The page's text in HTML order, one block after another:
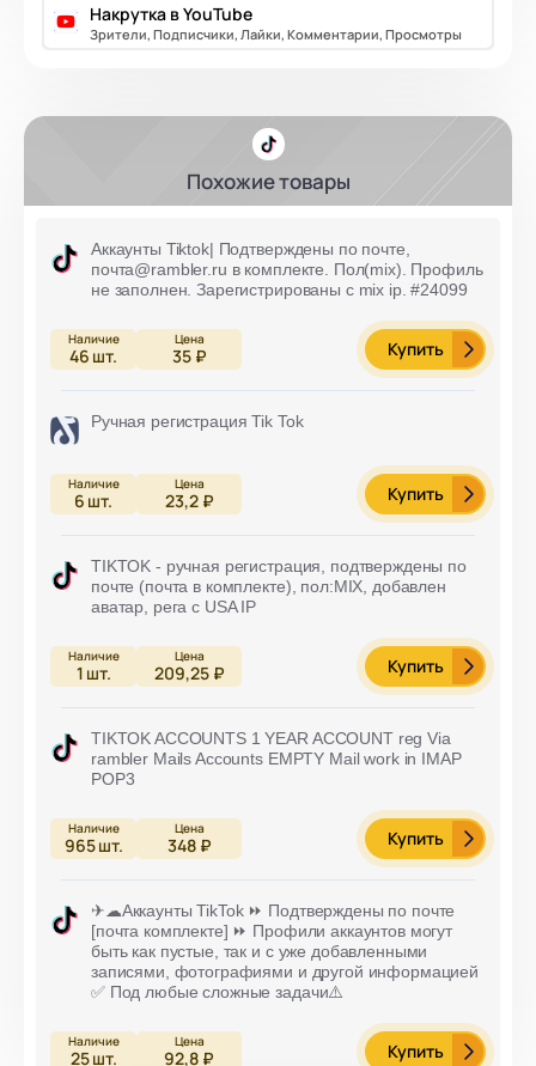
Накрутка в YouTube
Зрители, Подписчики, Лайки, Комментарии, Просмотры
Похожие товары
Аккаунты Tiktok| Подтверждены по почте,
почта@rambler.ru в комплекте. Пол(mix). Профиль
не заполнен. Зарегистрированы с mix ip. #24099
46 шт. 35 ₽ Купить
Ручная регистрация Tik Tok
6 шт. 23,2 ₽ Купить
TIKTOK - ручная регистрация, подтверждены по
почте (почта в комплекте), пол:MIX, добавлен
аватар, рега с USA IP
1 шт. 209,25 ₽ Купить
TIKTOK ACCOUNTS 1 YEAR ACCOUNT reg Via
rambler Mails Accounts EMPTY Mail work in IMAP
POP3
965шт. 348 ₽ Купить
✈☁Аккаунты TikTok ⏩ Подтверждены по почте
[почта комплекте] ⏩ Профили аккаунтов могут
быть как пустые, так и с уже добавленными
записями, фотографиями и другой информацией
✅ Под любые сложные задачи⚠️
25шт. 92,8 ₽ Купить